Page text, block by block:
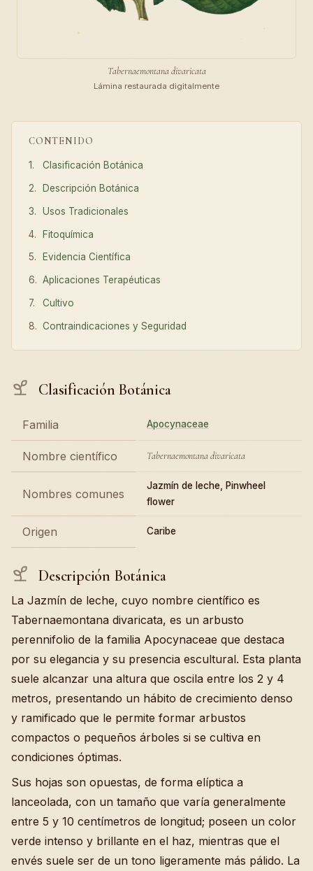
CONTENIDO
Clasificación Botánica
Descripción Botánica
Usos Tradicionales
Fitoquímica
Evidencia Científica
Aplicaciones Terapéuticas
Cultivo
Contraindicaciones y Seguridad
Clasificación Botánica
Familia Apocynaceae
Nombre científico Tabernaemontana divaricata
Nombres comunes
Jazmín de leche, Pinwheel
flower
Origen Caribe
Descripción Botánica
La Jazmín de leche, cuyo nombre científico es
Tabernaemontana divaricata, es un arbusto
perennifolio de la familia Apocynaceae que destaca
por su elegancia y su presencia escultural. Esta planta
suele alcanzar una altura que oscila entre los 2 y 4
metros, presentando un hábito de crecimiento denso
y ramificado que le permite formar arbustos
compactos o pequeños árboles si se cultiva en
condiciones óptimas.
Sus hojas son opuestas, de forma elíptica a
lanceolada, con un tamaño que varía generalmente
entre 5 y 10 centímetros de longitud; poseen un color
verde intenso y brillante en el haz, mientras que el
envés suele ser de un tono ligeramente más pálido. La
Tabernaemontana divaricata
Lámina restaurada digitalmente